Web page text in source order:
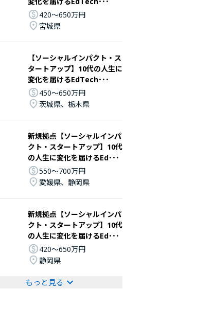
420〜650万円
宮城県
【ソーシャルインパクト・ス
タートアップ】10代の人生に
変化を届けるEdTech･･･
450〜650万円
茨城県、栃木県
新規拠点【ソーシャルインパ
クト・スタートアップ】10代
の人生に変化を届けるEd･･･
550〜700万円
愛媛県、静岡県
新規拠点【ソーシャルインパ
クト・スタートアップ】10代
の人生に変化を届けるEd･･･
420〜650万円
静岡県
もっと見る